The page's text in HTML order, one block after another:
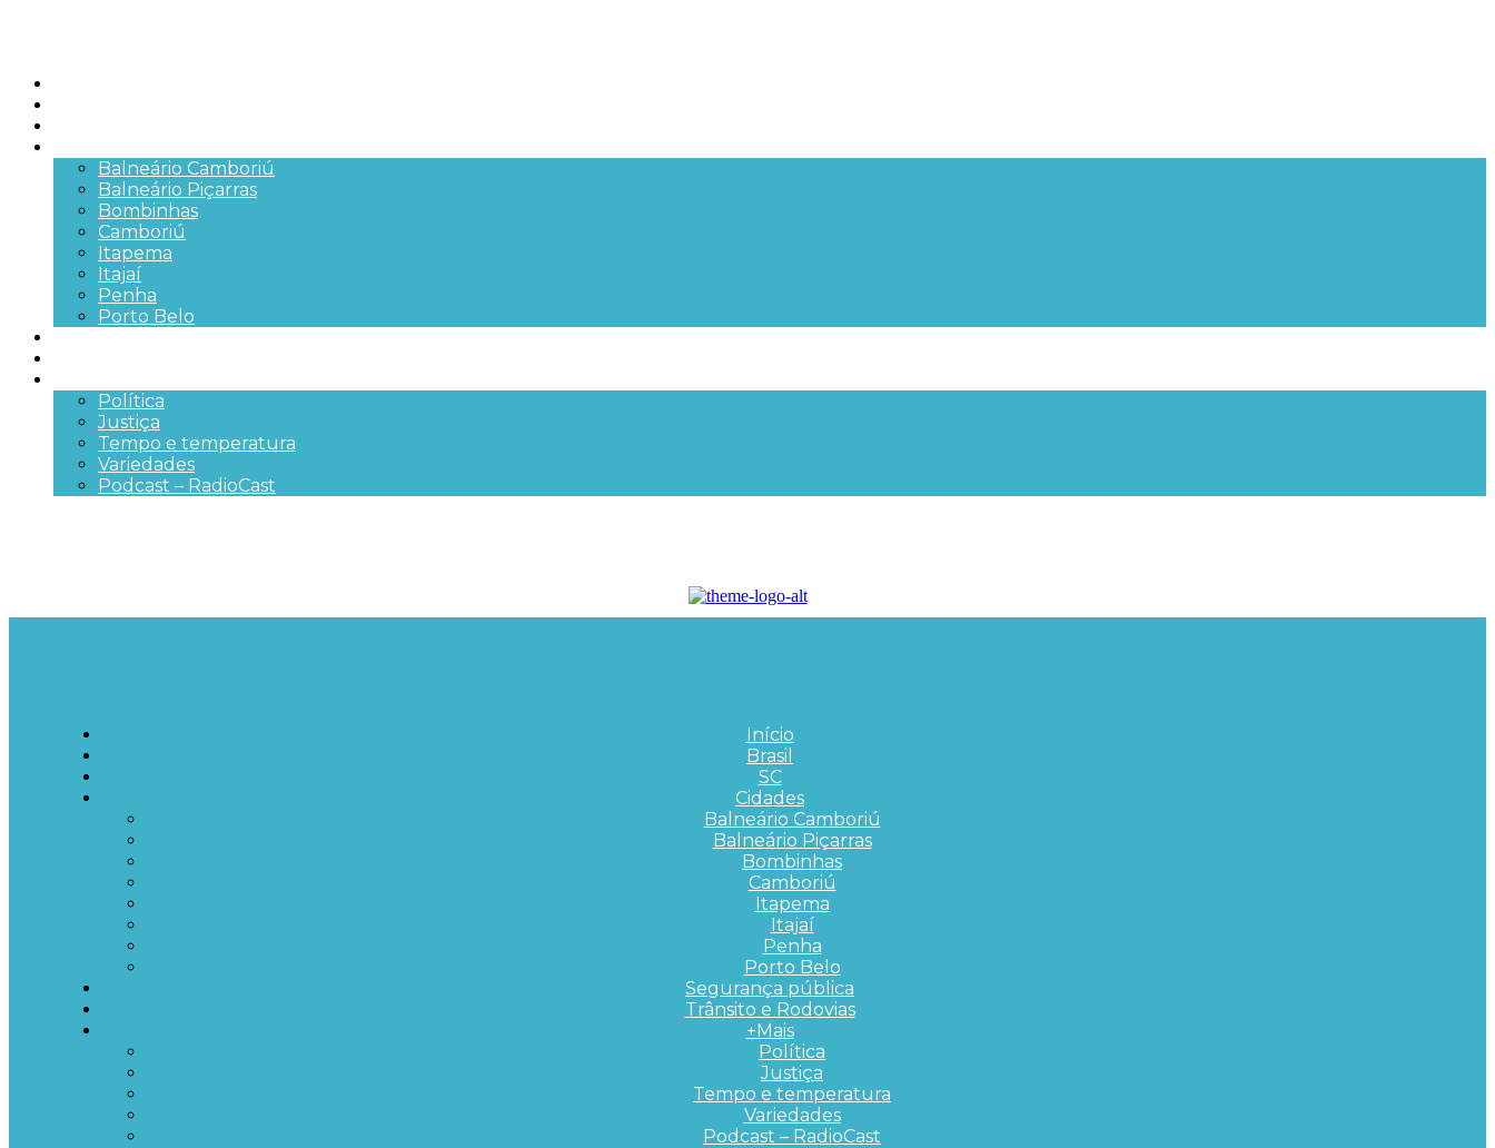
Balneário Camboriú
Balneário Piçarras
Bombinhas
Camboriú
Itapema
Itajaí
Penha
Porto Belo
Política
Justiça
Tempo e temperatura
Variedades
Podcast – RadioCast
Início
Brasil
SC
Cidades
Balneário Camboriú
Balneário Piçarras
Bombinhas
Camboriú
Itapema
Itajaí
Penha
Porto Belo
Segurança pública
Trânsito e Rodovias
+Mais
Política
Justiça
Tempo e temperatura
Variedades
Podcast – RadioCast